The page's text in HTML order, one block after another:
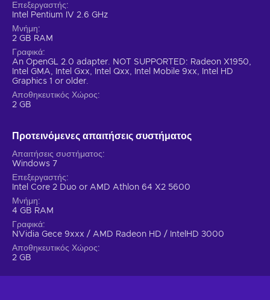
Επεξεργαστής
Intel Pentium IV 2.6 GHz
Μνήμη
2 GB RAM
Γραφικά
An OpenGL 2.0 adapter. NOT SUPPORTED: Radeon X1950,
Intel GMA, Intel Gxx, Intel Qxx, Intel Mobile 9xx, Intel HD
Graphics 1 or older.
Αποθηκευτικός Χώρος
2 GB
Προτεινόμενες απαιτήσεις συστήματος
Απαιτήσεις συστήματος
Windows 7
Επεξεργαστής
Intel Core 2 Duo or AMD Athlon 64 X2 5600
Μνήμη
4 GB RAM
Γραφικά
NVidia Gece 9xxx / AMD Radeon HD / IntelHD 3000
Αποθηκευτικός Χώρος
2 GB